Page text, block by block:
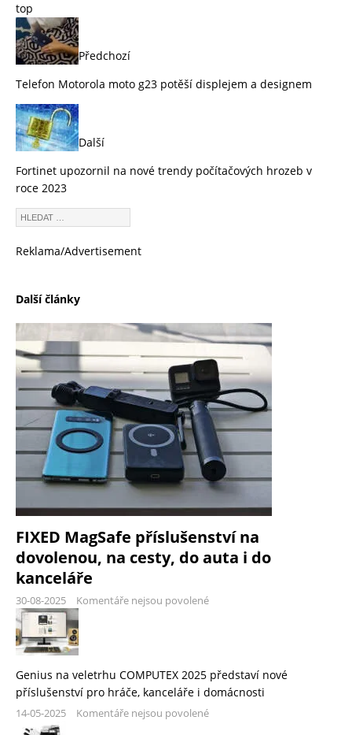
top
Předchozí
Telefon Motorola moto g23 potěší displejem a designem
Další
Fortinet upozornil na nové trendy počítačových hrozeb v
roce 2023
Reklama/Advertisement
Další články
FIXED MagSafe příslušenství na
dovolenou, na cesty, do auta i do
kanceláře
30-08-2025 Komentáře nejsou povolené
Genius na veletrhu COMPUTEX 2025 představí nové
příslušenství pro hráče, kanceláře i domácnosti
14-05-2025 Komentáře nejsou povolené